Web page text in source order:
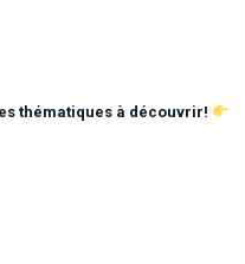
thématiques à découvrir!
Précédent